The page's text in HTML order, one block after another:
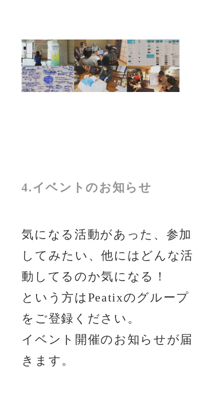
4.イベントのお知らせ
気になる活動があった、参加
してみたい、他にはどんな活
動してるのか気になる！
という方はPeatixのグループ
をご登録ください。
イベント開催のお知らせが届
きます。